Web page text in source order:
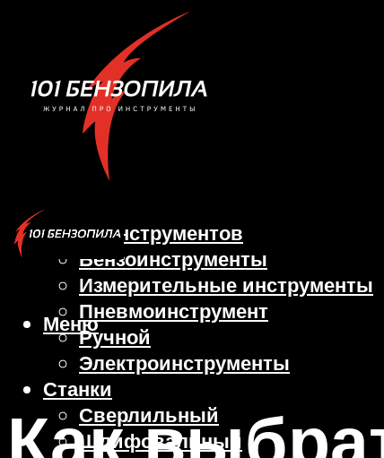
Виды инструментов
Бензоинструменты
Измерительные инструменты
Пневмоинструмент
Ручной
Электроинструменты
Станки
Сверлильный
Шлифовальный
Меню
Как